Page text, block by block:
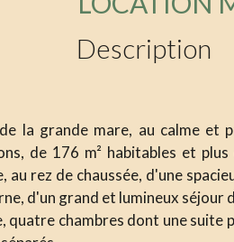
Description
la grande mare, au calme et
de 176 m² habitables et
au rez de chaussée, d'une
d'un grand et lumineux séjour
quatre chambres dont une suite